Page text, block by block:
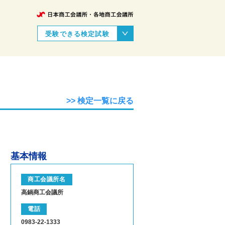
受験できる検定試験
>> 検定一覧に戻る
基本情報
商工会議所名
高鍋商工会議所
電話
0983-22-1333